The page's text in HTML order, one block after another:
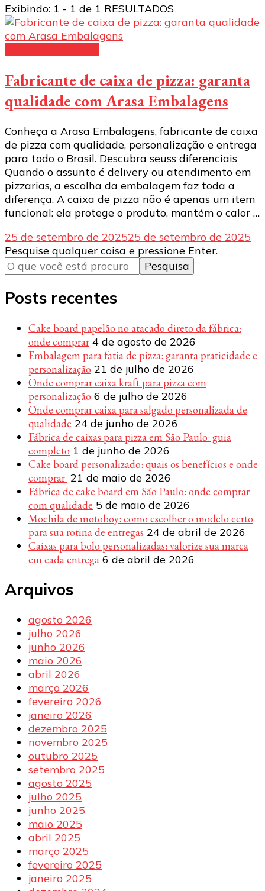
Exibindo: 1 - 1 de 1 RESULTADOS
Fabricante de caixa de pizza: garanta
qualidade com Arasa Embalagens
Conheça a Arasa Embalagens, fabricante de caixa
de pizza com qualidade, personalização e entrega
para todo o Brasil. Descubra seuss diferenciais
Quando o assunto é delivery ou atendimento em
pizzarias, a escolha da embalagem faz toda a
diferença. A caixa de pizza não é apenas um item
funcional: ela protege o produto, mantém o calor …
25 de setembro de 202525 de setembro de 2025
Procurando
algo?
Pesquise qualquer coisa e pressione Enter.
Posts recentes
Cake board papelão no atacado direto da fábrica:
onde comprar 4 de agosto de 2026
Embalagem para fatia de pizza: garanta praticidade e
personalização 21 de julho de 2026
Onde comprar caixa kraft para pizza com
personalização 6 de julho de 2026
Onde comprar caixa para salgado personalizada de
qualidade 24 de junho de 2026
Fábrica de caixas para pizza em São Paulo: guia
completo 1 de junho de 2026
Cake board personalizado: quais os benefícios e onde
comprar 21 de maio de 2026
Fábrica de cake board em São Paulo: onde comprar
com qualidade 5 de maio de 2026
Mochila de motoboy: como escolher o modelo certo
para sua rotina de entregas 24 de abril de 2026
Caixas para bolo personalizadas: valorize sua marca
em cada entrega 6 de abril de 2026
Arquivos
agosto 2026
julho 2026
junho 2026
maio 2026
abril 2026
março 2026
fevereiro 2026
janeiro 2026
dezembro 2025
novembro 2025
outubro 2025
setembro 2025
agosto 2025
julho 2025
junho 2025
maio 2025
abril 2025
março 2025
fevereiro 2025
janeiro 2025